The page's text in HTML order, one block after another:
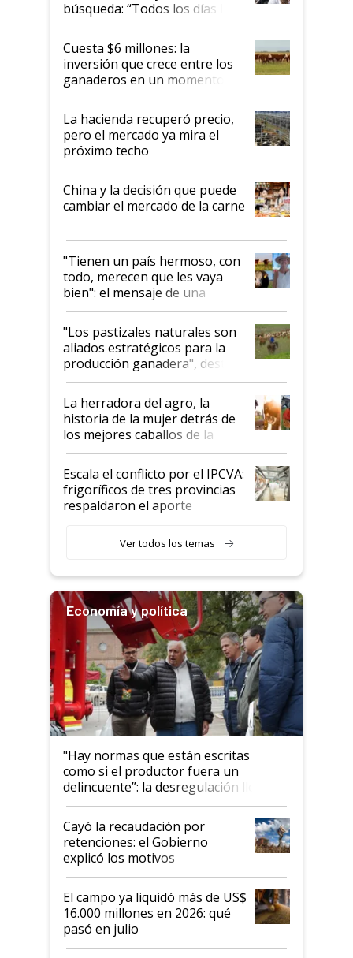
búsqueda: “Todos los días le
toca a algún productor”
Cuesta $6 millones: la
inversión que crece entre los
ganaderos en un momento
histórico para la actividad
La hacienda recuperó precio,
pero el mercado ya mira el
próximo techo
China y la decisión que puede
cambiar el mercado de la carne
"Tienen un país hermoso, con
todo, merecen que les vaya
bien": el mensaje de una
ganadera uruguaya sobre las
oportunidades que se abren
para el agro en Argentina, con
foco en la carne
"Los pastizales naturales son
aliados estratégicos para la
producción ganadera", destaca
la iniciativa que ya reúne a 46
establecimientos en Argentina
La herradora del agro, la
historia de la mujer detrás de
los mejores caballos de la
Argentina y los mitos que
todavía hacen sufrir a estos
animales: "Mientras me
descalificaban, yo seguí
haciendo currículum"
Escala el conflicto por el IPCVA:
frigoríficos de tres provincias
respaldaron el aporte
Ver todos los temas
Economía y política
"Hay normas que están escritas
como si el productor fuera un
delincuente”: la desregulación llegó
al Congreso Aapresid y hasta se
habló del financiamiento al IPCVA
Cayó la recaudación por
retenciones: el Gobierno
explicó los motivos
El campo ya liquidó más de US$
16.000 millones en 2026: qué
pasó en julio